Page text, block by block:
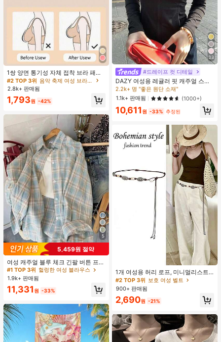
1쌍 양면 통기성 자체 접착 브라 패드,
두꺼워진 삼각형 푸쉬업 디자인, 재사
용 가능, 보이지 않는 비키니 브라 삽
입물, 수영에 적합
#2 TOP 3위
음악 축제 여성 브라 액세서리
2.8k+ 판매됨
1,793원 -42%
5
5,459원 절약
여성 캐주얼 블루 체크 긴팔 버튼 프론
트 폴리에스터 셔츠, 레귤러 핏, 봄 의
류, 편안한 스타일
#1 TOP 3위 헐렁한 여성 블라우스
110+ 명 "예쁨"
#1 TOP 3위 헐렁한 여성 블라우스
110+ 명 "예쁨"
#1 TOP 3위 헐렁한 여성 블라우스
110+ 명 "예쁨"
#1 TOP 3위
헐렁한 여성 블라우스
110+ 명 "예쁨"
1.9k+ 판매됨
11,331 원 -33%
33
#드레이프 컷 디테일
DAZY 여성용 레귤러 핏 캐주얼 스포
츠 지퍼업 봄버 재킷, 봄, 가을 여성 의
류 여성 코트
#1 TOP 3위
에서 K-J 트렌드 추천 상품 여성 아우터웨어
2.2k+ 명 "좋은 원단 소재"
#1 TOP 3위
에서 K-J 트렌드 추천 상품 여성 아우터웨어
2.2k+ 명 "좋은 원단 소재"
#1 TOP 3위
에서 K-J 트렌드 추천 상품 여성 아우터웨어
2.2k+ 명 "좋은 원단 소재"
#1 TOP 3위
에서 K-J 트렌드 추천 상품 여성 아우터웨어
2.2k+ 명 "좋은 원단 소재"
1.1k+ 판매됨 (1000+)
10,611 원 -33% 추정된
1개 여성용 허리 로프, 미니멀리스트
보헤미안 패션 매듭 허리 벨트, 드레
스, 캐주얼 팬츠와 함께 일상 착용에
적합한 장식용 허리 액세서리
보호 여성 벨트
거의 매진!
#2 TOP 3위 보호 여성 벨트
거의 매진!
#2 TOP 3위 보호 여성 벨트
거의 매진!
#2 TOP 3위
보호 여성 벨트
900+ 판매됨
2,690원 -21%